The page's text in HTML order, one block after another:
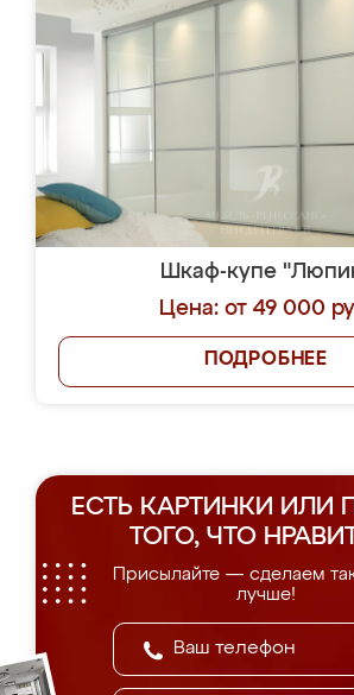
Шкаф-купе
Цена: от 49 000
ПОДРОБНЕЕ
ЕСТЬ КАРТИНКИ ИЛИ
ТОГО, ЧТО
Присылайте — сделаем
лучше!